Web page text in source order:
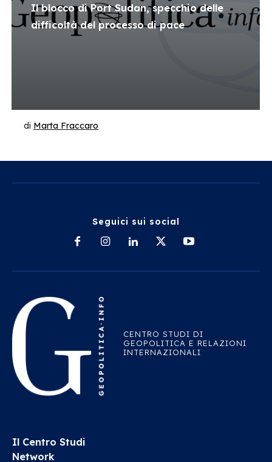
Il blocco di Port Sudan, specchio delle
difficoltà del processo di pace
di Marta Fraccaro
Seguici sui social
CENTRO STUDI DI
GEOPOLITICA E RELAZIONI
INTERNAZIONALI
Il Centro Studi
Network